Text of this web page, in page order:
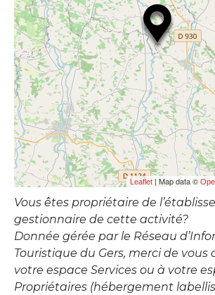
Leaflet | Map data ©
Vous êtes propriétaire de
gestionnaire de cette activité?
Donnée gérée par le Réseau
Touristique du Gers, merci de vous
votre espace Services ou à votre
Propriétaires (hébergement